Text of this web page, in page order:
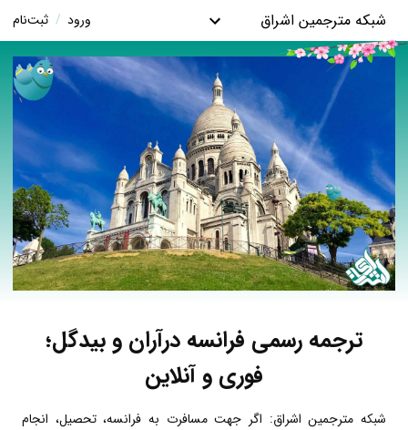
شبکه مترجمین اشراق ورود / ثبت‌نام
ترجمه رسمی فرانسه درآران و بیدگل؛
فوری و آنلاین
شبکه مترجمین اشراق: اگر جهت مسافرت به فرانسه، تحصیل، انجام